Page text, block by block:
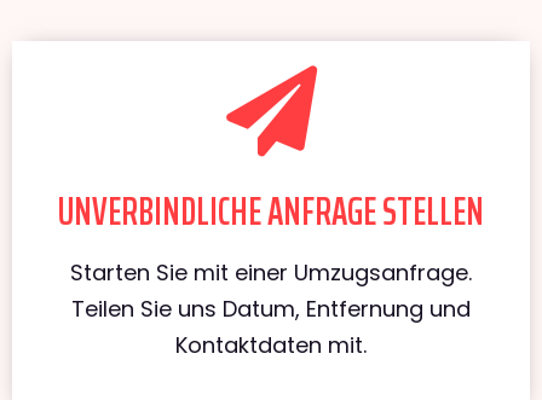
UNVERBINDLICHE ANFRAGE STELLEN
Starten Sie mit einer Umzugsanfrage.
Teilen Sie uns Datum, Entfernung und
Kontaktdaten mit.